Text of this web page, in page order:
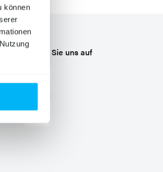
können
Folgen Sie uns auf
Zu Instagram